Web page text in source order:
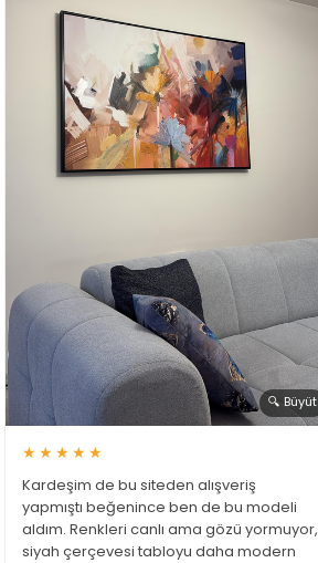
🔍 Büyüt
★★★★★
Kardeşim de bu siteden alışveriş
yapmıştı beğenince ben de bu modeli
aldım. Renkleri canlı ama gözü yormuyor,
siyah çerçevesi tabloyu daha modern